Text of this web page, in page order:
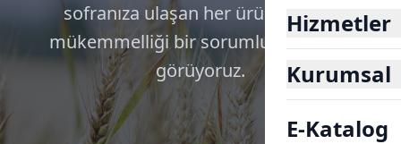
Hizmetler
Kurumsal
E-Katalog
sofranıza ulaşan her ürüne kadar,
mükemmelliği bir sorumluluk olarak
görüyoruz.